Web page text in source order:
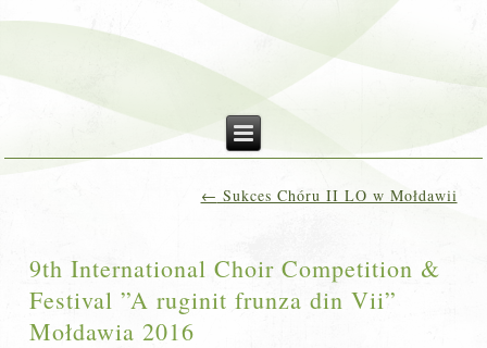
← Sukces Chóru II LO w Mołdawii
9th International Choir Competition &
Festival ”A ruginit frunza din Vii”
Mołdawia 2016